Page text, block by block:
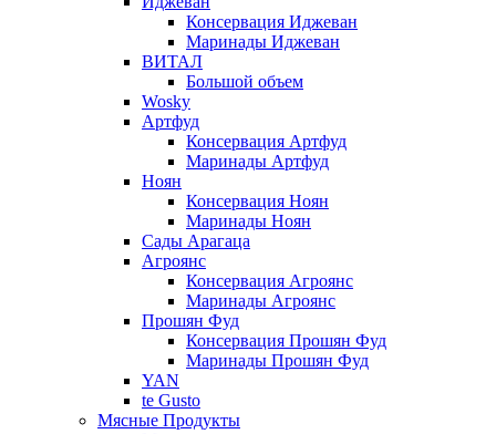
Консервация Иджеван
Маринады Иджеван
ВИТАЛ
Большой объем
Wosky
Артфуд
Консервация Артфуд
Маринады Артфуд
Ноян
Консервация Ноян
Маринады Ноян
Сады Арагаца
Агроянс
Консервация Агроянс
Маринады Агроянс
Прошян Фуд
Консервация Прошян Фуд
Маринады Прошян Фуд
YAN
te Gusto
Мясные Продукты